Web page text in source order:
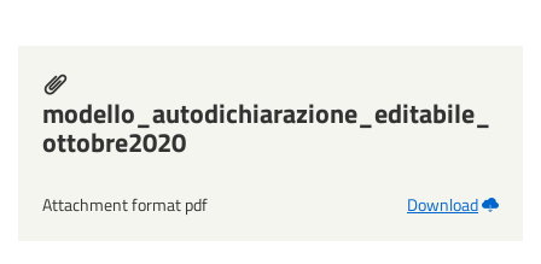
modello_autodichiarazione_editabile_
ottobre2020
Attachment format pdf Download